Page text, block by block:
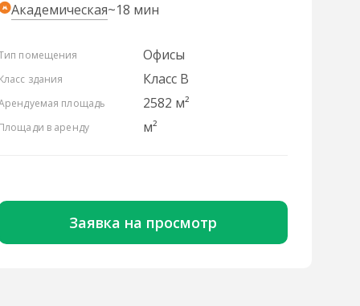
Академическая~18 мин
помещения Офисы
здания Класс B
площадь 2582 м²
в аренду м²
Заявка на просмотр